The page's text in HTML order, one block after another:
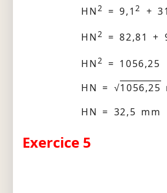
HN2 = 9,12 +
HN2 = 82,81 +
HN 2
= 1056,25
HN = √1056,25
HN = 32,5 mm
Exercice 5